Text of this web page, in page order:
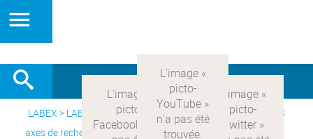
LABEX > LABEX COMOD> Version française > Recherche >
3
axes de recherche>Axe 3 : l’Etat et les citoyens > Séminaire